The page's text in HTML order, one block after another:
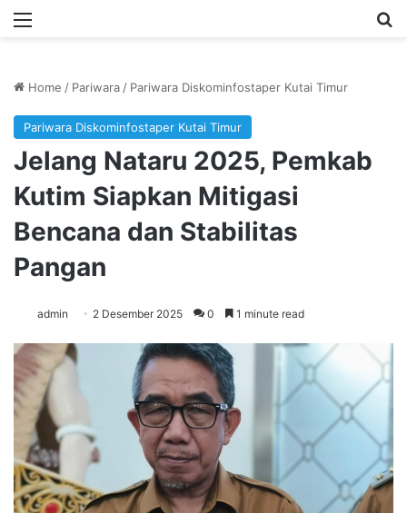
Menu
Home / Pariwara / Pariwara Diskominfostaper Kutai Timur
Pariwara Diskominfostaper Kutai Timur
Jelang Nataru 2025, Pemkab
Kutim Siapkan Mitigasi
Bencana dan Stabilitas
Pangan
admin 2 Desember 2025 0 1 minute read